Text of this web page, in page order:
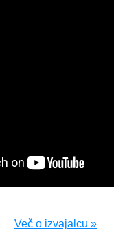
Več o izvajalcu »